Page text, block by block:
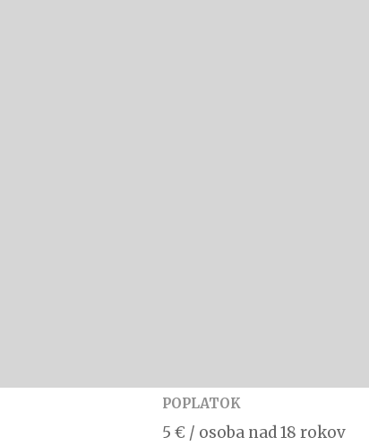
POPLATOK
5 € / osoba nad 18 rokov